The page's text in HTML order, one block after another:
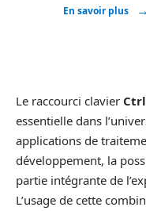
En savoir plus
Le raccourci clavier
essentielle dans
applications de
développement, la
partie intégrante de
L’usage de cette